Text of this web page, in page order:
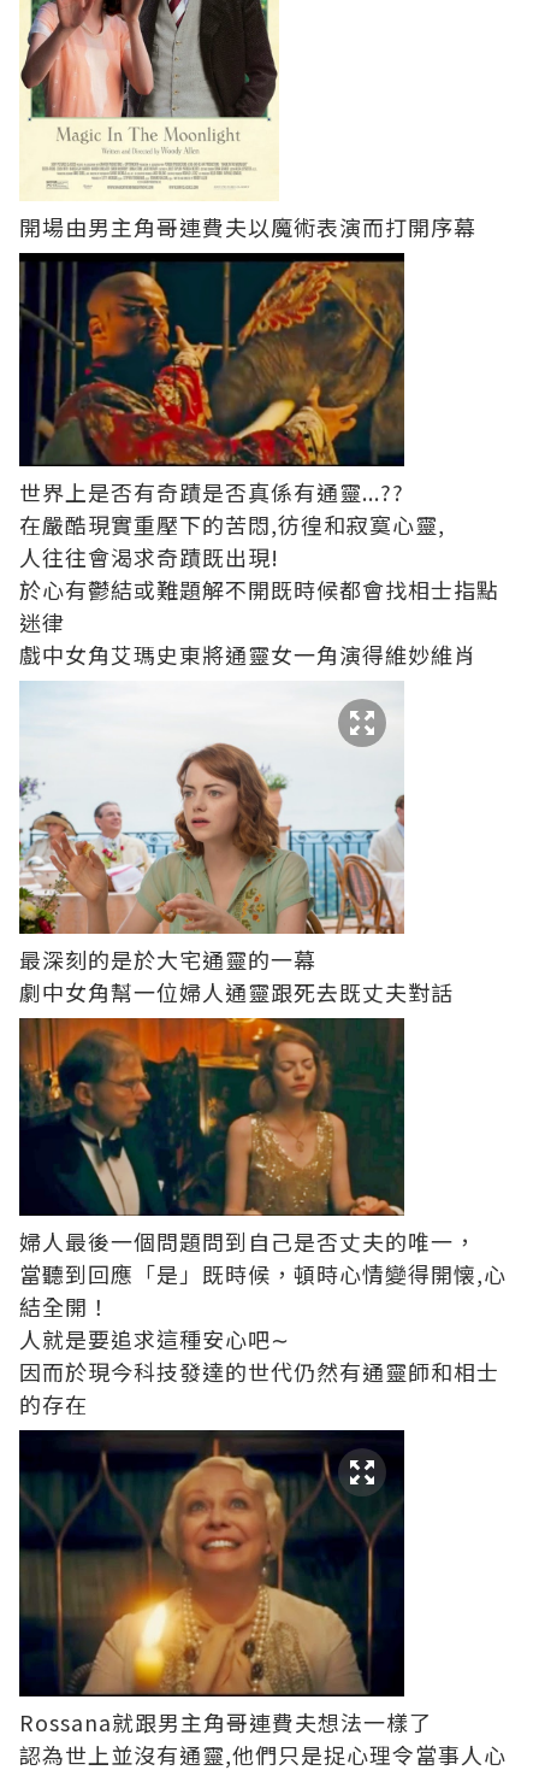
開場由男主角哥連費夫以魔術表演而打開序幕
世界上是否有奇蹟是否真係有通靈...??
在嚴酷現實重壓下的苦悶,彷徨和寂寞心靈,
人往往會渴求奇蹟既出現!
於心有鬱結或難題解不開既時候都會找相士指點
迷律
戲中女角艾瑪史東將通靈女一角演得維妙維肖
最深刻的是於大宅通靈的一幕
劇中女角幫一位婦人通靈跟死去既丈夫對話
婦人最後一個問題問到自己是否丈夫的唯一，
當聽到回應「是」既時候，頓時心情變得開懐,心
結全開！
人就是要追求這種安心吧∼
因而於現今科技發達的世代仍然有通靈師和相士
的存在
Rossana就跟男主角哥連費夫想法一樣了
認為世上並沒有通靈,他們只是捉心理令當事人心